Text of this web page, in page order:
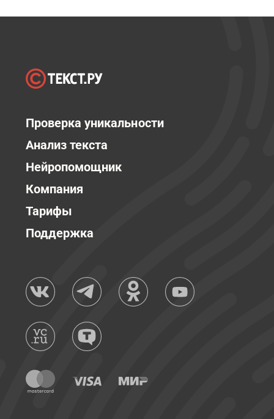
Проверка уникальности
Анализ текста
Нейропомощник
Компания
Тарифы
Поддержка